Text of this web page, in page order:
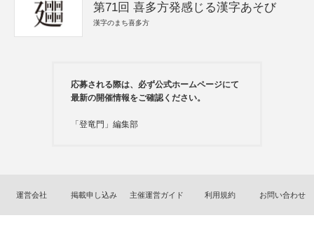
第71回 喜多方発感じる漢字あそび
漢字のまち喜多方
応募される際は、必ず公式ホームページにて
最新の開催情報をご確認ください。
「登竜門」編集部
運営会社 掲載申し込み 主催運営ガイド 利用規約 お問い合わせ